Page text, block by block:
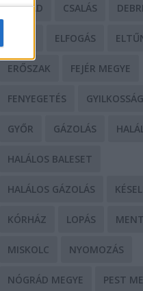
CSALÁD CSALÁS
ELFOGÁS
ERŐSZAK FEJÉR MEGYE
FENYEGETÉS GYILKOSSÁG
GYŐR GÁZOLÁS
HALÁLOS BALESET
HALÁLOS GÁZOLÁS
KÓRHÁZ LOPÁS
MISKOLC NYOMOZÁS
NÓGRÁD MEGYE PEST